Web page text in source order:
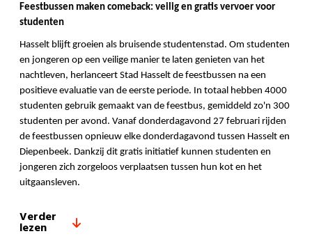
Feestbussen maken comeback: veilig en gratis vervoer voor
studenten
Hasselt blijft groeien als bruisende studentenstad. Om studenten
en jongeren op een veilige manier te laten genieten van het
nachtleven, herlanceert Stad Hasselt de feestbussen na een
positieve evaluatie van de eerste periode. In totaal hebben 4000
studenten gebruik gemaakt van de feestbus, gemiddeld zo'n 300
studenten per avond. Vanaf donderdagavond 27 februari rijden
de feestbussen opnieuw elke donderdagavond tussen Hasselt en
Diepenbeek. Dankzij dit gratis initiatief kunnen studenten en
jongeren zich zorgeloos verplaatsen tussen hun kot en het
uitgaansleven.
Verder
lezen